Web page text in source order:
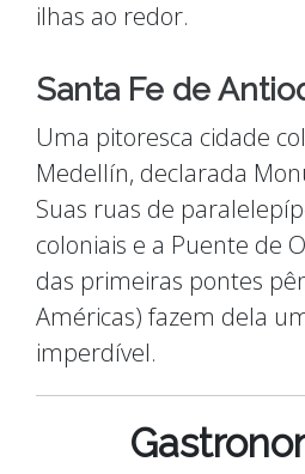
ilhas ao redor.
Santa Fe de
Uma pitoresca cidade
Medellín, declarada
Suas ruas de
coloniais e a Puente de
das primeiras pontes
Américas) fazem dela
imperdível.